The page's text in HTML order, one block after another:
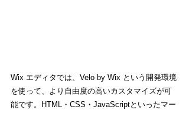
Wix エディタでは、Velo by Wix という開発環境
を使って、より自由度の高いカスタマイズが可
能です。HTML・CSS・JavaScriptといったマー